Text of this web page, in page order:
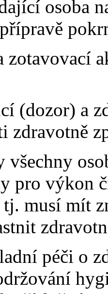
osoba
zotavovací
(dozor) a
zdravotně
všechny
pro výkon
tj. musí mít
péči o